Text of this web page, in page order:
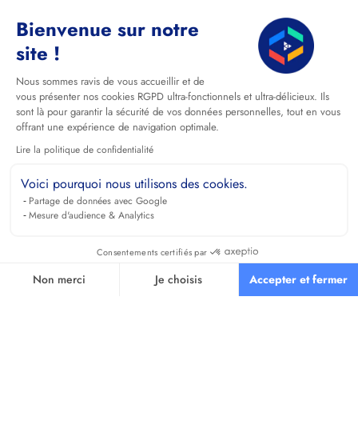
Bienvenue sur notre
site !
Nous sommes ravis de vous accueillir et de
vous présenter nos cookies RGPD ultra-fonctionnels et ultra-délicieux. Ils
sont là pour garantir la sécurité de vos données personnelles, tout en vous
offrant une expérience de navigation optimale.
Lire la politique de confidentialité
Voici pourquoi nous utilisons des cookies.
Partage de données avec Google
Mesure d'audience & Analytics
Consentements certifiés par
Non merci Je choisis Accepter et fermer